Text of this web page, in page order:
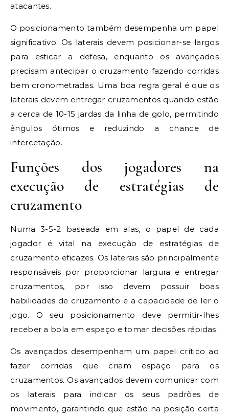
atacantes.
O posicionamento também desempenha um papel
significativo. Os laterais devem posicionar-se largos
para esticar a defesa, enquanto os avançados
precisam antecipar o cruzamento fazendo corridas
bem cronometradas. Uma boa regra geral é que os
laterais devem entregar cruzamentos quando estão
a cerca de 10-15 jardas da linha de golo, permitindo
ângulos ótimos e reduzindo a chance de
intercetação.
Funções dos jogadores na
execução de estratégias de
cruzamento
Numa 3-5-2 baseada em alas, o papel de cada
jogador é vital na execução de estratégias de
cruzamento eficazes. Os laterais são principalmente
responsáveis por proporcionar largura e entregar
cruzamentos, por isso devem possuir boas
habilidades de cruzamento e a capacidade de ler o
jogo. O seu posicionamento deve permitir-lhes
receber a bola em espaço e tomar decisões rápidas.
Os avançados desempenham um papel crítico ao
fazer corridas que criam espaço para os
cruzamentos. Os avançados devem comunicar com
os laterais para indicar os seus padrões de
movimento, garantindo que estão na posição certa